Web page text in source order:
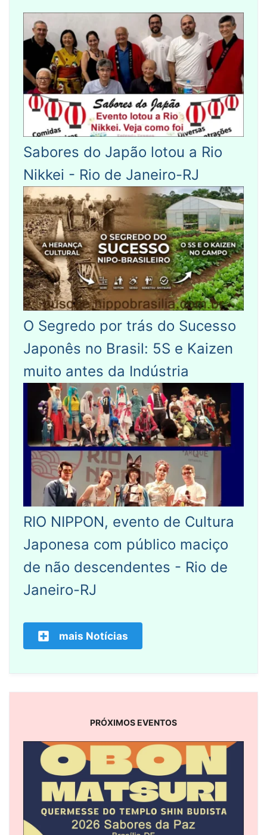
Sabores do Japão lotou a Rio
Nikkei - Rio de Janeiro-RJ
O Segredo por trás do Sucesso
Japonês no Brasil: 5S e Kaizen
muito antes da Indústria
RIO NIPPON, evento de Cultura
Japonesa com público maciço
de não descendentes - Rio de
Janeiro-RJ
mais Notícias
PRÓXIMOS EVENTOS